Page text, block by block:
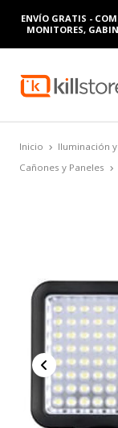
ENVÍO GRATIS -
MONITORES,
Inicio Iluminación
Cañones y Paneles